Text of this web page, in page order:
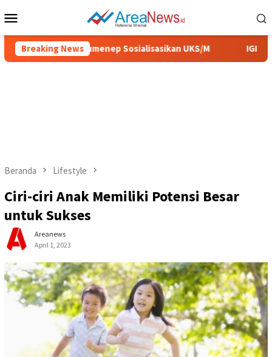
ke
Mobile
Breaking News
Pemkab Sumenep Sosialisasikan UKS/M IGIC
Beranda Lifestyle
Ciri-ciri Anak Memiliki Potensi Besar
untuk Sukses
Areanews
April 1, 2023